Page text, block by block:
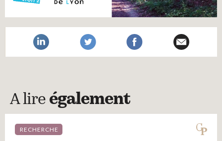
A lire également
RECHERCHE